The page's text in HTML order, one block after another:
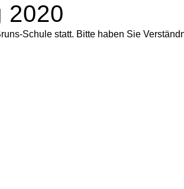
2020
Schule statt. Bitte haben Sie